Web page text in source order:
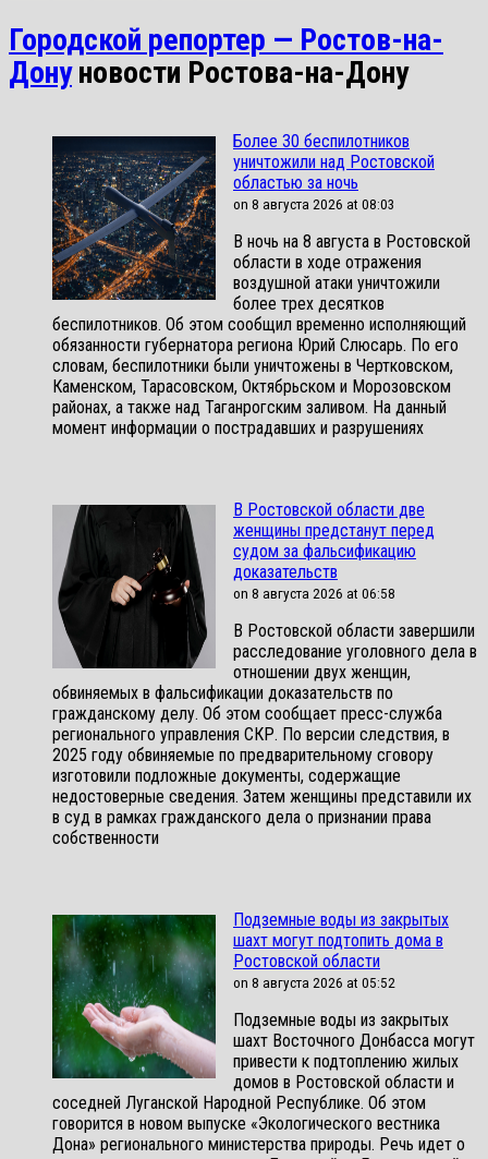
Городской репортер — Ростов-на-
Дону новости Ростова-на-Дону
Более 30 беспилотников
уничтожили над Ростовской
областью за ночь
on 8 августа 2026 at 08:03
В ночь на 8 августа в Ростовской
области в ходе отражения
воздушной атаки уничтожили
более трех десятков
беспилотников. Об этом сообщил временно исполняющий
обязанности губернатора региона Юрий Слюсарь. По его
словам, беспилотники были уничтожены в Чертковском,
Каменском, Тарасовском, Октябрьском и Морозовском
районах, а также над Таганрогским заливом. На данный
момент информации о пострадавших и разрушениях
В Ростовской области две
женщины предстанут перед
судом за фальсификацию
доказательств
on 8 августа 2026 at 06:58
В Ростовской области завершили
расследование уголовного дела в
отношении двух женщин,
обвиняемых в фальсификации доказательств по
гражданскому делу. Об этом сообщает пресс-служба
регионального управления СКР. По версии следствия, в
2025 году обвиняемые по предварительному сговору
изготовили подложные документы, содержащие
недостоверные сведения. Затем женщины представили их
в суд в рамках гражданского дела о признании права
собственности
Подземные воды из закрытых
шахт могут подтопить дома в
Ростовской области
on 8 августа 2026 at 05:52
Подземные воды из закрытых
шахт Восточного Донбасса могут
привести к подтоплению жилых
домов в Ростовской области и
соседней Луганской Народной Республике. Об этом
говорится в новом выпуске «Экологического вестника
Дона» регионального министерства природы. Речь идет о